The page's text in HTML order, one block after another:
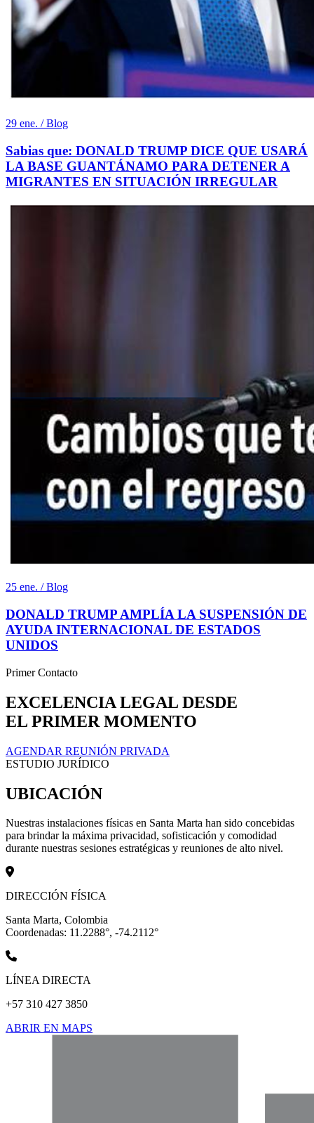
29 ene. / Blog
Sabias que: DONALD TRUMP DICE QUE USARÁ
LA BASE GUANTÁNAMO PARA DETENER A
MIGRANTES EN SITUACIÓN IRREGULAR
25 ene. / Blog
DONALD TRUMP AMPLÍA LA SUSPENSIÓN DE
AYUDA INTERNACIONAL DE ESTADOS
UNIDOS
Primer Contacto
EXCELENCIA LEGAL DESDE
EL PRIMER MOMENTO
AGENDAR REUNIÓN PRIVADA
ESTUDIO JURÍDICO
UBICACIÓN
Nuestras instalaciones físicas en Santa Marta han sido concebidas
para brindar la máxima privacidad, sofisticación y comodidad
durante nuestras sesiones estratégicas y reuniones de alto nivel.
DIRECCIÓN FÍSICA
Santa Marta, Colombia
Coordenadas: 11.2288°, -74.2112°
LÍNEA DIRECTA
+57 310 427 3850
ABRIR EN MAPS